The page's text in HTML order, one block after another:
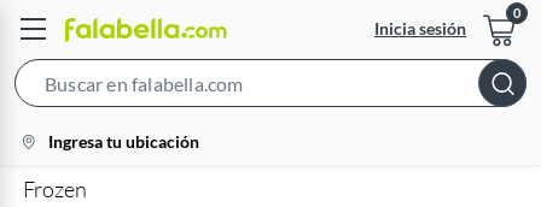
Inicia sesión
Bar
location-
icon
Ingresa tu ubicación
Frozen